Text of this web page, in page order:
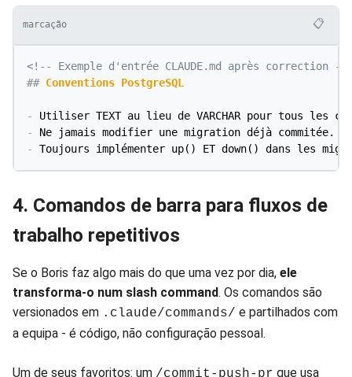
marcação 📋
<!-- Exemple d'entrée CLAUDE.md après correction --
## Conventions PostgreSQL
-
-
-
4. Comandos de barra para fluxos de
trabalho repetitivos
Se o Boris faz algo mais do que uma vez por dia, ele
transforma-o num slash command. Os comandos são
versionados em .claude/commands/ e partilhados com
a equipa - é código, não configuração pessoal.
Um de seus favoritos: um /commit-push-pr que usa